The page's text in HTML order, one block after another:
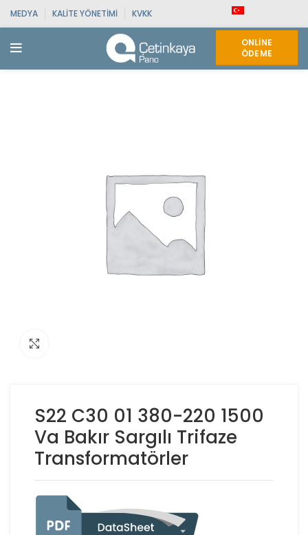
MEDYA KALITE YÖNETIMI KVKK
ONLINE
ÖDEME
S22 C30 01 380-220 1500
Va Bakır Sargılı Trifaze
Transformatörler